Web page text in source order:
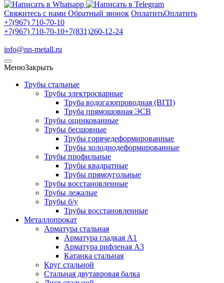
Свяжитесь с нами Обратный звонок ОплатитьОплатить
+7(967) 710-70-10
+7(967) 710-70-10+7(831)260-12-24
info@nn-metall.ru
МенюЗакрыть
Трубы стальные
Трубы электросварные
Труба водогазопроводная (ВГП)
Труба прямошовная ЭСВ
Трубы оцинкованные
Трубы бесшовные
Трубы горячедеформированные
Трубы холоднодеформированные
Трубы профильные
Трубы квадратные
Трубы прямоугольные
Трубы восстановленные
Трубы лежалые
Трубы б/у
Трубы восстановленные
Металлопрокат
Арматура стальная
Арматура гладкая А1
Арматура рифленая А3
Катанка стальная
Круг стальной
Стальная двутавровая балка